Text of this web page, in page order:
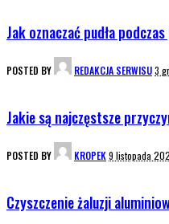
Jak oznaczać pudła
POSTED BY REDAKCJA SERWISU3
Jakie są najczęstsze
POSTED BY KROPEK 9 listopada
Czyszczenie żaluzji